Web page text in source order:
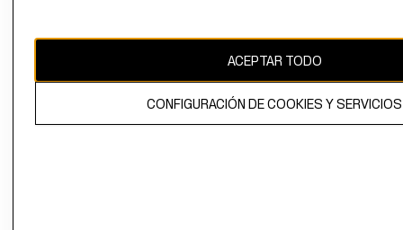
El contenido de esta página web está protegido por copyright y es
ACEPTAR TODO
CONFIGURACIÓN DE COOKIES Y SERVICIOS